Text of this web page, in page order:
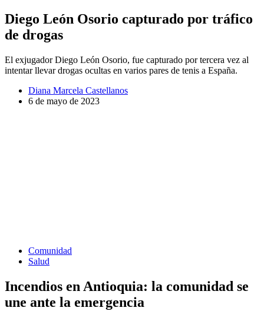
Diego León Osorio capturado por tráfico
de drogas
El exjugador Diego León Osorio, fue capturado por tercera vez al
intentar llevar drogas ocultas en varios pares de tenis a España.
Diana Marcela Castellanos
6 de mayo de 2023
Comunidad
Salud
Incendios en Antioquia: la comunidad se
une ante la emergencia